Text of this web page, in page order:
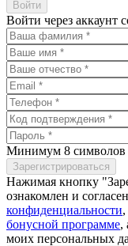
Войти через аккаунт
Минимум 8 символов
Нажимая кнопку
ознакомлен и
конфиденциальности,
бонусной программе,
моих персональных